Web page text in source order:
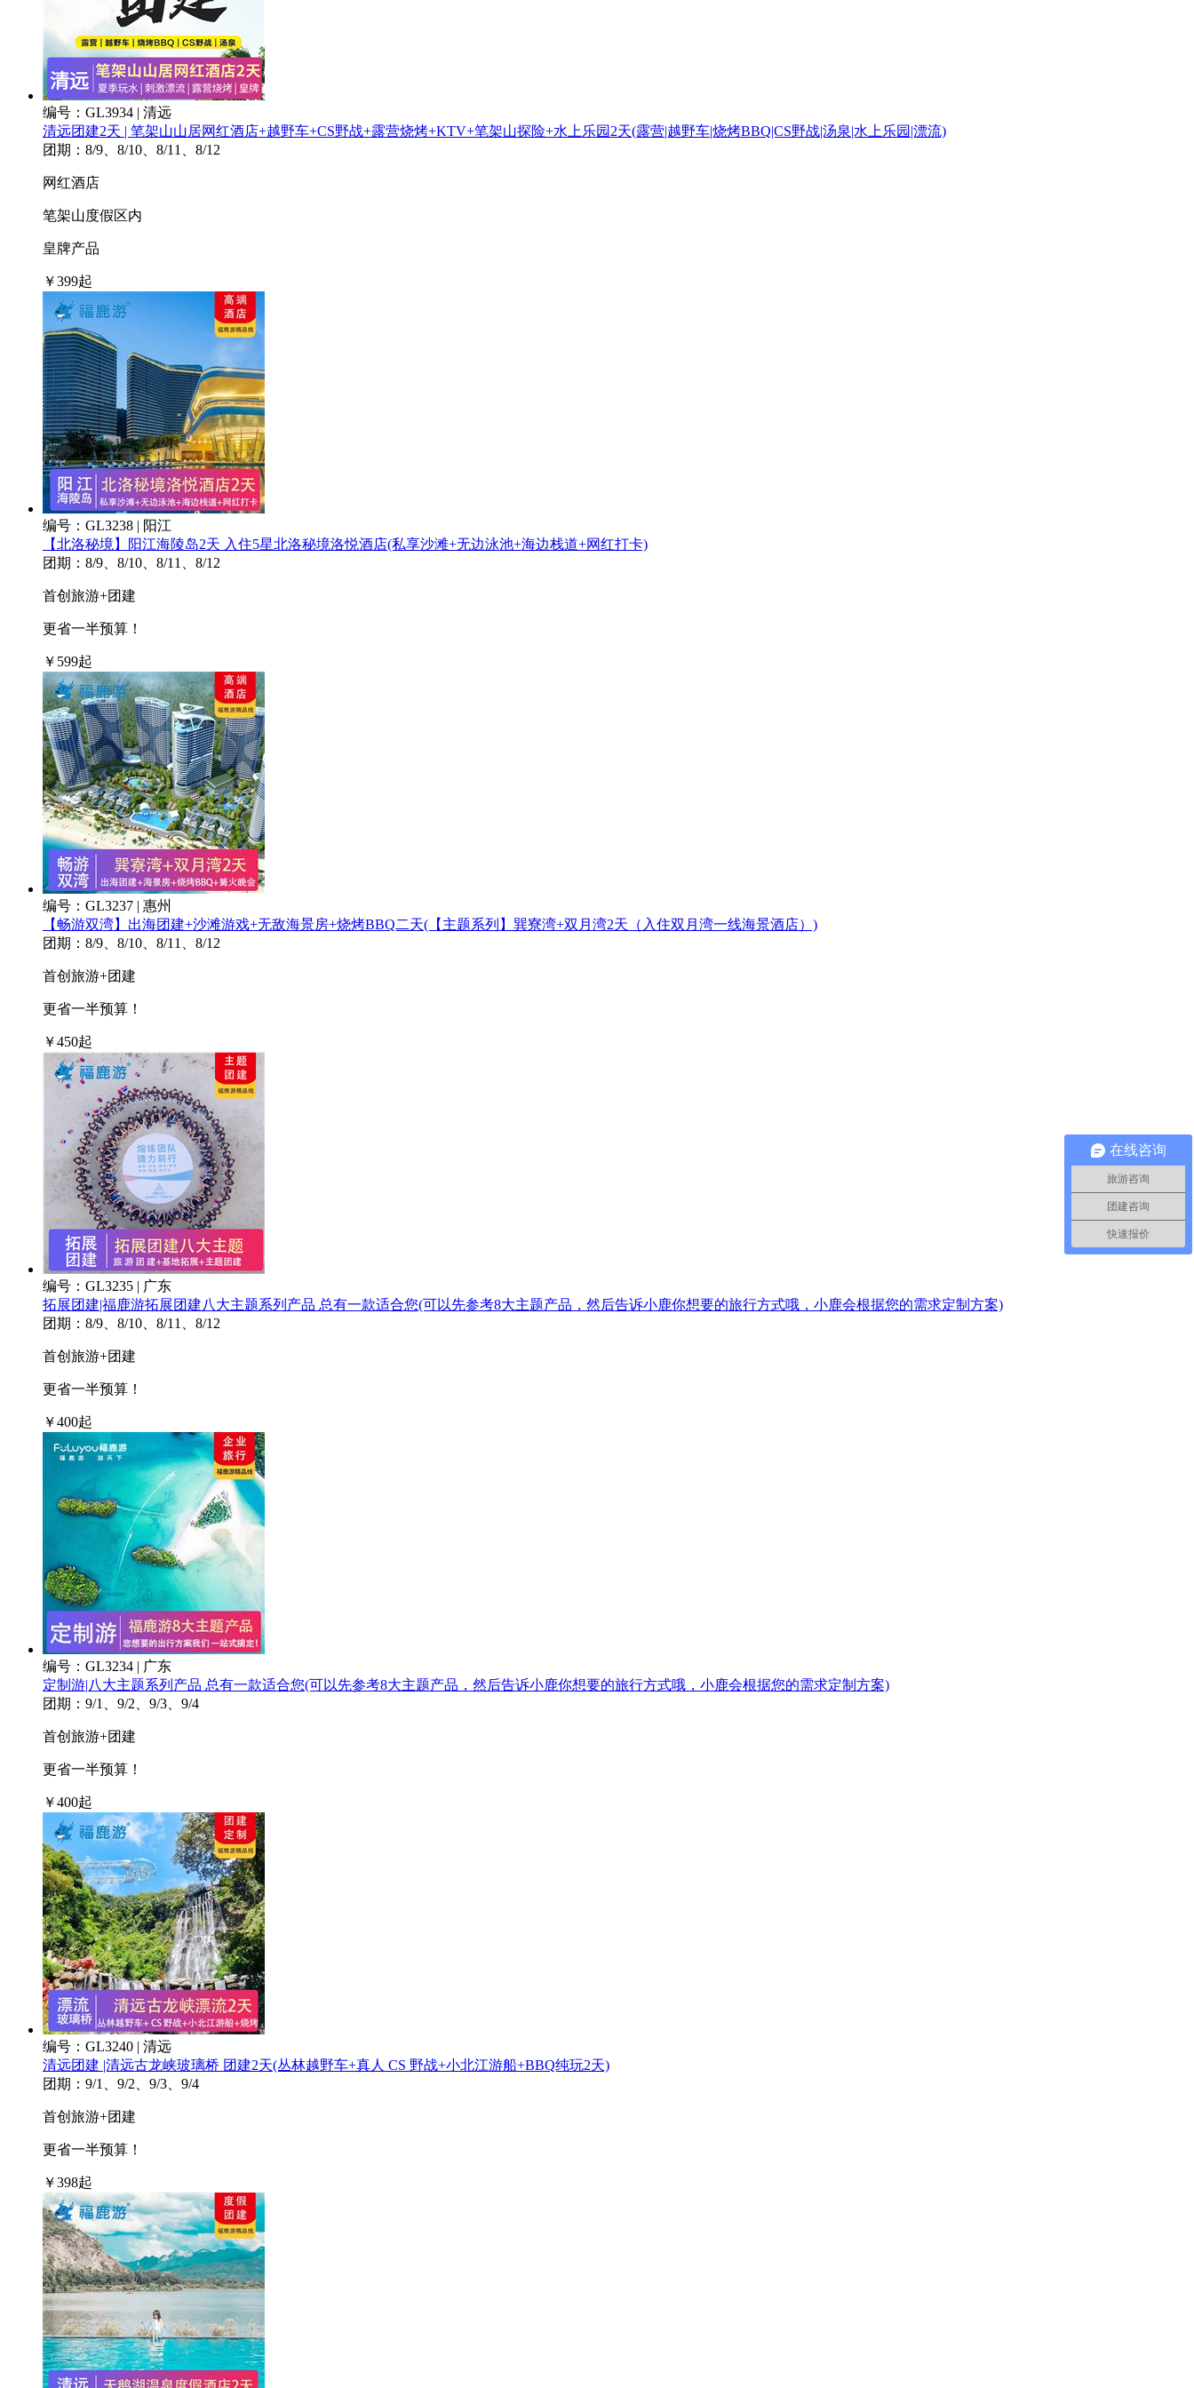
编号：GL3934 | 清远
清远团建2天 | 笔架山山居网红酒店+越野车+CS野战+露营烧烤+KTV+笔架山探险+水上乐园2天(露营|越野车|烧烤BBQ|CS野战|汤泉|水上乐园|漂流)
团期：8/9、8/10、8/11、8/12
网红酒店
笔架山度假区内
皇牌产品
￥399起
编号：GL3238 | 阳江
【北洛秘境】阳江海陵岛2天 入住5星北洛秘境洛悦酒店(私享沙滩+无边泳池+海边栈道+网红打卡)
团期：8/9、8/10、8/11、8/12
首创旅游+团建
更省一半预算！
￥ 599起
编号：GL3237 | 惠州
【畅游双湾】出海团建+沙滩游戏+无敌海景房+烧烤BBQ二天(【主题系列】巽寮湾+双月湾2天（入住双月湾一线海景酒店）)
团期：8/9、8/10、8/11、8/12
首创旅游+团建
更省一半预算！
￥450起
编号：GL3235 | 广东
拓展团建|福鹿游拓展团建八大主题系列产品 总有一款适合您(可以先参考8大主题产品，然后告诉小鹿你想要的旅行方式哦，小鹿会根据您的需求定制方案)
团期：8/9、8/10、8/11、8/12
首创旅游+团建
更省一半预算！
￥400起
编号：GL3234 | 广东
定制游|八大主题系列产品 总有一款适合您(可以先参考8大主题产品，然后告诉小鹿你想要的旅行方式哦，小鹿会根据您的需求定制方案)
团期：9/1、9/2、9/3、9/4
首创旅游+团建
更省一半预算！
￥400起
编号：GL3240 | 清远
清远团建 |清远古龙峡玻璃桥 团建2天(丛林越野车+真人 CS 野战+小北江游船+BBQ纯玩2天)
团期：9/1、9/2、9/3、9/4
首创旅游+团建
更省一半预算！
￥398起
在线咨询
旅游咨询
团建咨询
快速报价